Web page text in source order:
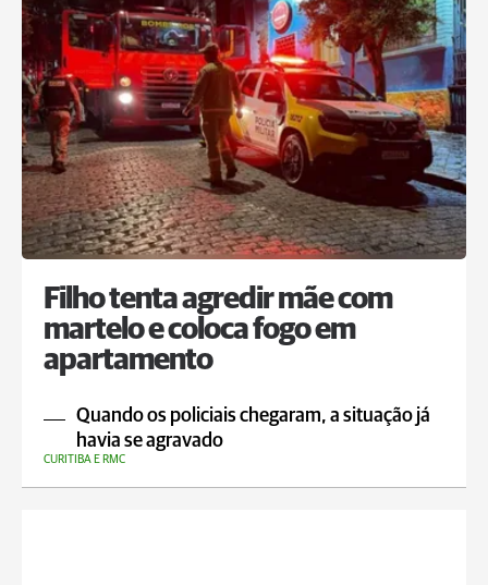
Filho tenta agredir mãe com
martelo e coloca fogo em
apartamento
Quando os policiais chegaram, a situação já
havia se agravado
CURITIBA E RMC